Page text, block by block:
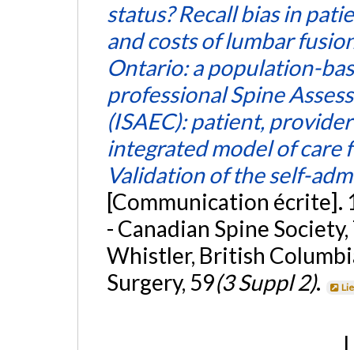
status? Recall bias in
and costs of lumbar
Ontario: a population-
professional Spine
(ISAEC): patient,
integrated model of care
Validation of the self-
[Communication écrite].
- Canadian Spine
Whistler, British
Surgery, 59(3 Suppl 2).